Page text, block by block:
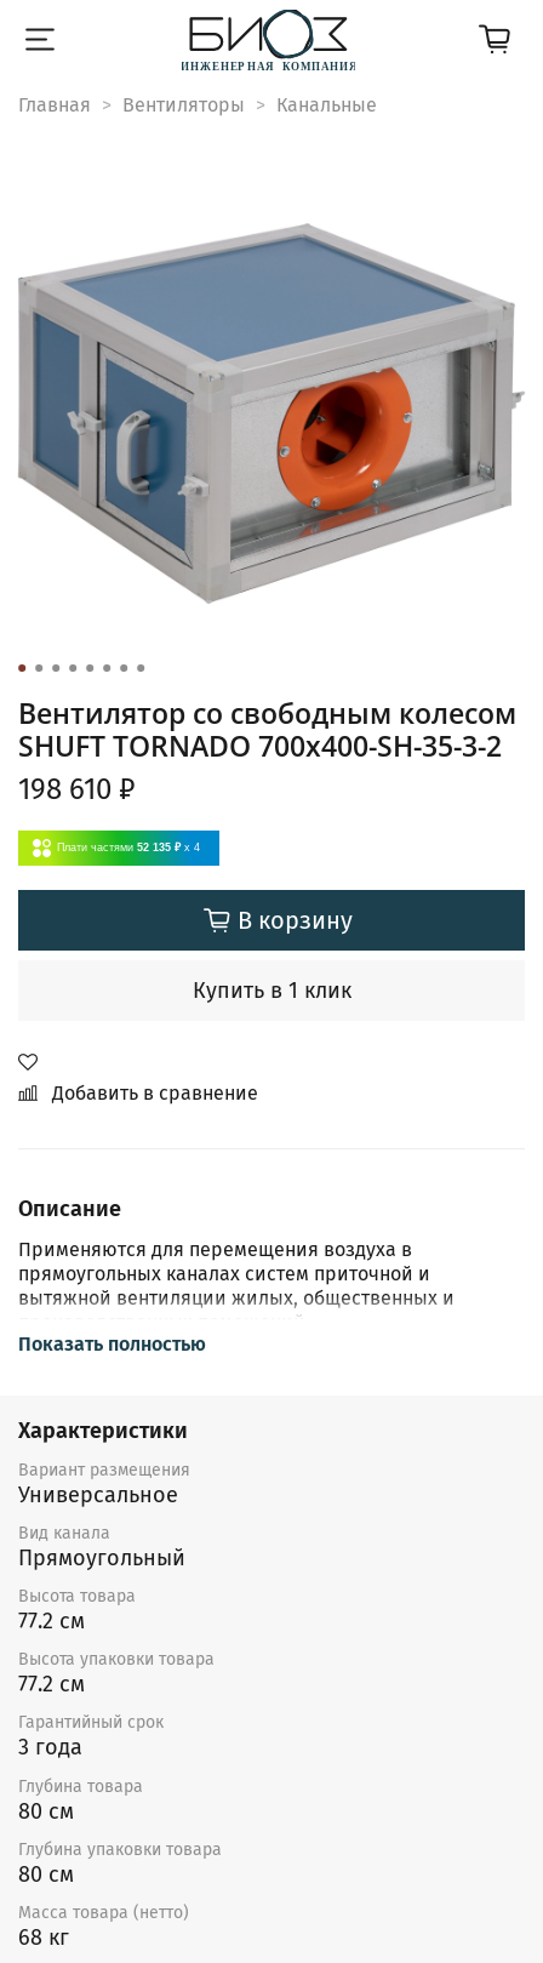
Главная Вентиляторы Канальные
Вентилятор cо свободным колесом
SHUFT TORNADO 700x400-SH-35-3-2
198 610 ₽
Плати частями 52 135 ₽ x 4
В корзину
Купить в 1 клик
Добавить в сравнение
Описание
Применяются для перемещения воздуха в
прямоугольных каналах систем приточной и
вытяжной вентиляции жилых, общественных и
производственных помещений.
колесом
Усиленный монолитный корпус из 1,5 мм
оцинкованной стали
Электродвигатель с увеличенным
эксплуатационным ресурсом
Компактные габариты
Низкий уровень шума
Монтаж
Вентиляторы поставляются готовыми к подключению.
Могут устанавливаться в любом положении, в
соответствии с направлением потока воздуха.
Необходимо предусматривать доступ для
обслуживания вентилятора.
Сертификат
Декларация о соответствии ТР ТС.
Схема электрических соединений
Показать полностью
Характеристики
Вариант размещения
Универсальное
Вид канала
Прямоугольный
Высота товара
77.2 см
Высота упаковки товара
77.2 см
Гарантийный срок
3 года
Глубина товара
80 см
Глубина упаковки товара
80 см
Масса товара (нетто)
68 кг